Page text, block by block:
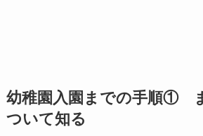
幼稚園入園までの手順①
ついて知る